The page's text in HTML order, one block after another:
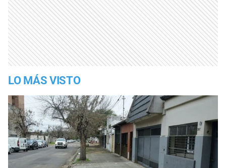
LO MÁS VISTO